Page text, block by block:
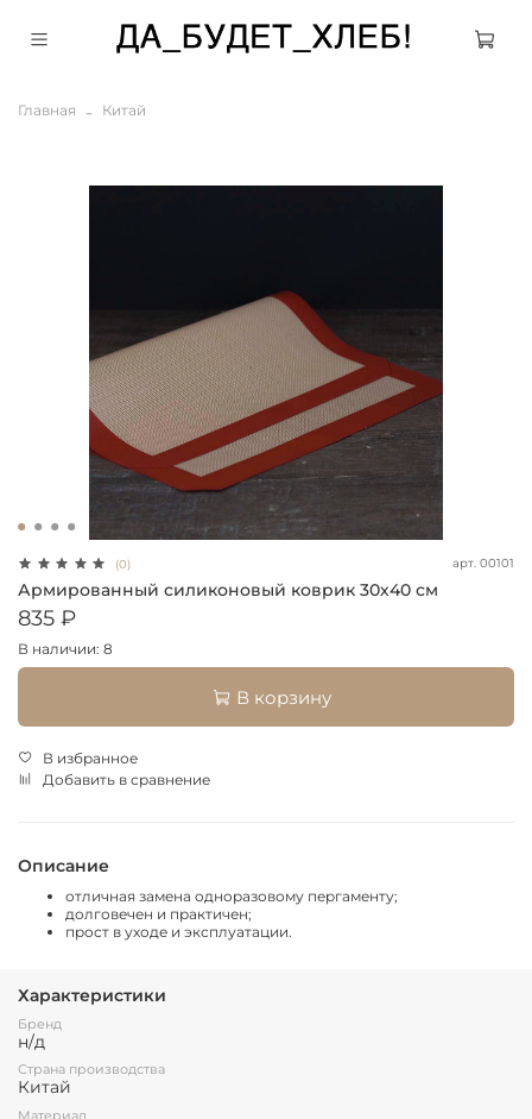
Главная Китай
(0) арт. 00101
Армированный силиконовый коврик 30х40 см
835 ₽
В наличии: 8
В корзину
В избранное
Добавить в сравнение
Описание
отличная замена одноразовому пергаменту;
долговечен и практичен;
прост в уходе и эксплуатации.
Характеристики
Бренд
н/д
Страна производства
Китай
Материал